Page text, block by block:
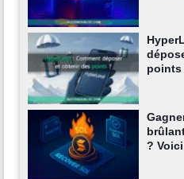
points
?